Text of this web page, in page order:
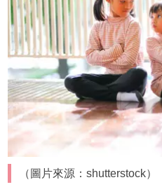
（圖片來源：shutterstock）